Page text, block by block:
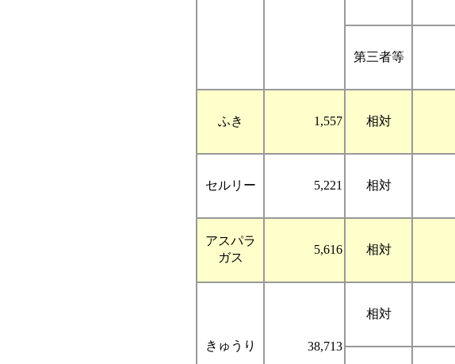
第三者等
ふき 1,557 相対
セルリー 5,221 相対
アスパラ
ガス
5,616 相対
きゅうり 38,713
相対